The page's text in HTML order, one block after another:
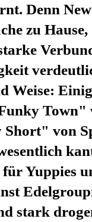
Denn
zu
Weise:
Town"
von
Yuppies
stark